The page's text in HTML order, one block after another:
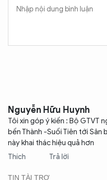
Nguyễn Hữu Huynh
Tôi xin góp ý kiến : Bộ GTVT
bến Thành -Suối Tiên tới Sân
này khai thác hiệu quả hơn
Thích Trả lời
An Ninh Thủ Đô